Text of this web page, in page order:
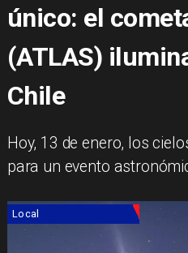
único: el
(ATLAS)
Chile
​Hoy, 13 de enero, los
para un evento
Local